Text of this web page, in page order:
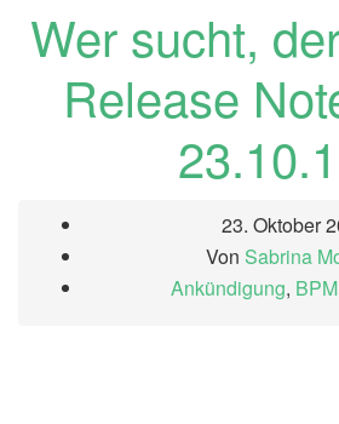
Wer sucht,
Release
23. Oktober
Von Sabrina
Ankündigung, BPM